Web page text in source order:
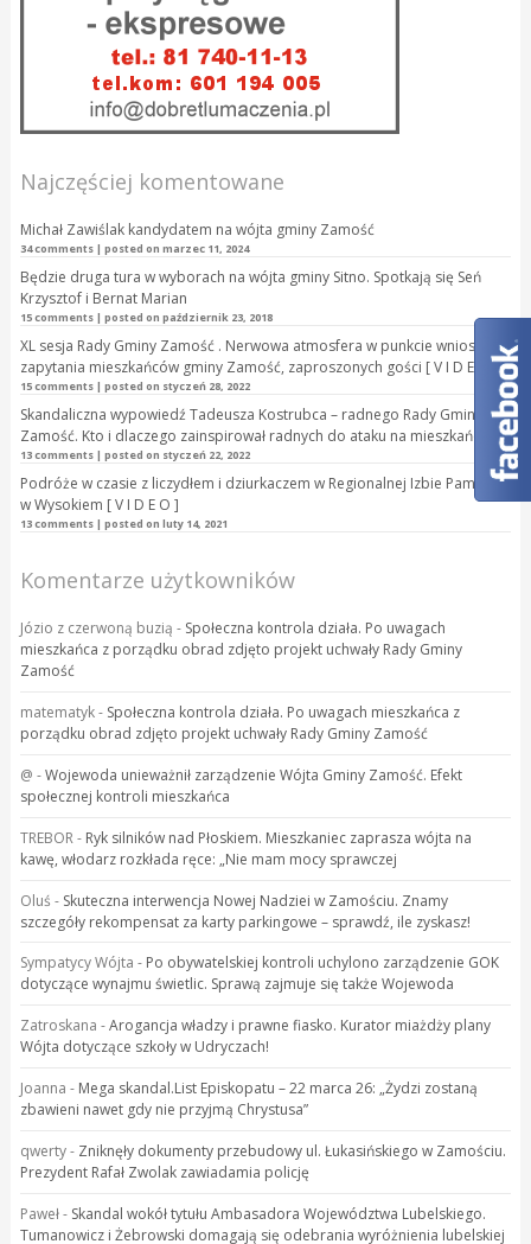
Najczęściej komentowane
Michał Zawiślak kandydatem na wójta gminy Zamość
34 comments| posted on marzec 11, 2024
Będzie druga tura w wyborach na wójta gminy Sitno. Spotkają się Seń
Krzysztof i Bernat Marian
15 comments| posted on październik 23, 2018
XL sesja Rady Gminy Zamość . Nerwowa atmosfera w punkcie wnioski i
zapytania mieszkańców gminy Zamość, zaproszonych gości [ V I D E O ]
15 comments| posted on styczeń 28, 2022
Skandaliczna wypowiedź Tadeusza Kostrubca – radnego Rady Gminy
Zamość. Kto i dlaczego zainspirował radnych do ataku na mieszkańca?
13 comments| posted on styczeń 22, 2022
Podróże w czasie z liczydłem i dziurkaczem w Regionalnej Izbie Pamięci
w Wysokiem [ V I D E O ]
13 comments| posted on luty 14, 2021
Komentarze użytkowników
Józio z czerwoną buzią - Społeczna kontrola działa. Po uwagach
mieszkańca z porządku obrad zdjęto projekt uchwały Rady Gminy
Zamość
matematyk- Społeczna kontrola działa. Po uwagach mieszkańca z
porządku obrad zdjęto projekt uchwały Rady Gminy Zamość
@ -Wojewoda unieważnił zarządzenie Wójta Gminy Zamość. Efekt
społecznej kontroli mieszkańca
TREBOR- Ryk silników nad Płoskiem. Mieszkaniec zaprasza wójta na
kawę, włodarz rozkłada ręce: „Nie mam mocy sprawczej
Oluś - Skuteczna interwencja Nowej Nadziei w Zamościu. Znamy
szczegóły rekompensat za karty parkingowe – sprawdź, ile zyskasz!
Sympatycy Wójta - Po obywatelskiej kontroli uchylono zarządzenie GOK
dotyczące wynajmu świetlic. Sprawą zajmuje się także Wojewoda
Zatroskana -Arogancja władzy i prawne fiasko. Kurator miażdży plany
Wójta dotyczące szkoły w Udryczach!
Joanna - Mega skandal.List Episkopatu – 22 marca 26: „Żydzi zostaną
zbawieni nawet gdy nie przyjmą Chrystusa”
qwerty- Zniknęły dokumenty przebudowy ul. Łukasińskiego w Zamościu.
Prezydent Rafał Zwolak zawiadamia policję
Paweł- Skandal wokół tytułu Ambasadora Województwa Lubelskiego.
Tumanowicz i Żebrowski domagają się odebrania wyróżnienia lubelskiej